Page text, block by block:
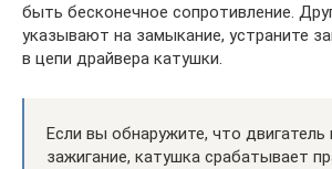
быть бесконечное сопротивление.
указывают на замыкание, устраните
в цепи драйвера катушки.
Если вы обнаружите, что двигатель
зажигание, катушка срабатывает